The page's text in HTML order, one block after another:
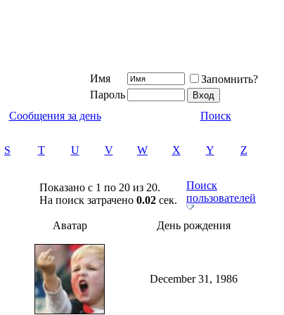
Имя
Запомнить?
Пароль
Сообщения за день Поиск
S T U V W X Y Z
Показано с 1 по 20 из 20.
На поиск затрачено 0.02 сек.
Поиск
пользователей
Аватар День рождения
December 31, 1986